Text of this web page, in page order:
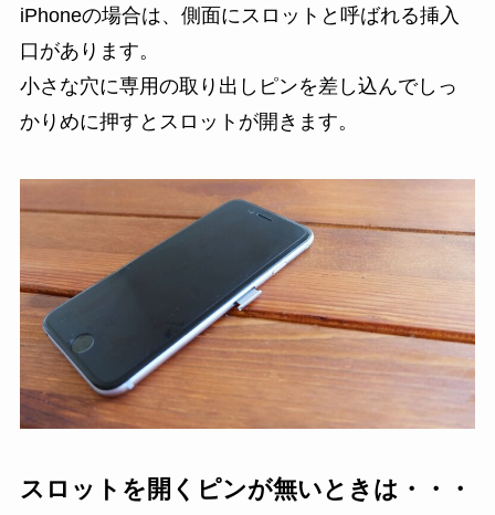
iPhoneの場合は、側面にスロットと呼ばれる挿入
口があります。
小さな穴に専用の取り出しピンを差し込んでしっ
かりめに押すとスロットが開きます。
スロットを開くピンが無いときは・・・